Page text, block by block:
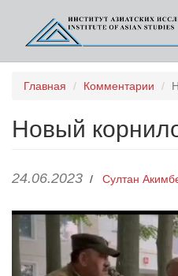
Перейти
содержанию
Главная Комментарии
Новый
24.06.2023 / Султан